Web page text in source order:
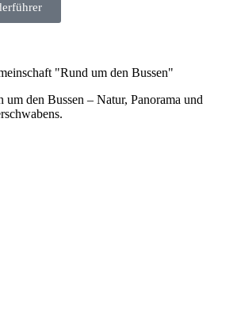
um den Bussen – Natur, Panorama und